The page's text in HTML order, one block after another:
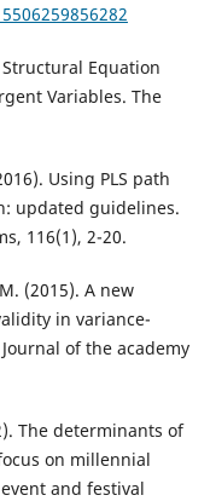
Structural Equation
Variables. The
Using PLS path
updated guidelines.
116(1), 2-20.
(2015). A new
in variance-
of the academy
The determinants of
on millennial
and festival